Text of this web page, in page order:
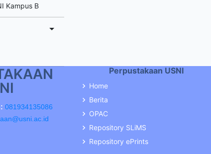
Kampus B
081934135086
Perpustakaan USNI
Home
Berita
OPAC
Repository SLiMS
Repository ePrints